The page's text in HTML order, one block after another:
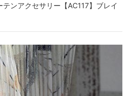
テンアクセサリー【AC117】ブレイ